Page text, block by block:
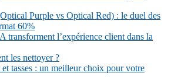
Purple vs Optical Red) : le duel des
60%
transforment l’expérience client dans la
les nettoyer ?
tasses : un meilleur choix pour votre